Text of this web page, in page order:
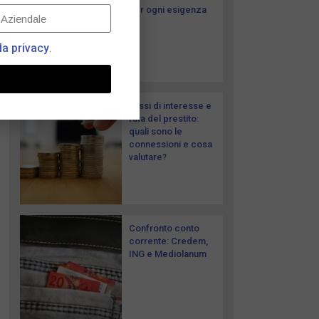
per ogni esigenza
Tassi di interesse e
rata del prestito:
quali sono le
connessioni e cosa
valutare?
Confronto conto
corrente: Credem,
ING e Mediolanum
privacy.